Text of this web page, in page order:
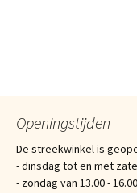
Openingstijden
De streekwinkel is
- dinsdag tot en met
- zondag van 13.00 -